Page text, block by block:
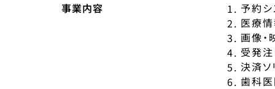
事業内容
予約
医療
画像・
受発
決済ソ
歯科